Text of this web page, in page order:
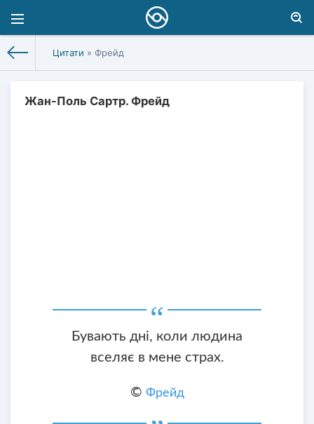
Цитати » Фрейд
Жан-Поль Сартр. Фрейд
Бувають дні, коли людина
вселяє в мене страх.
© Фрейд